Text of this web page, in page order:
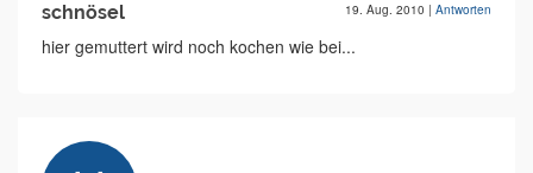
schnösel 19. Aug. 2010 | Antworten
hier gemuttert wird noch kochen wie bei...